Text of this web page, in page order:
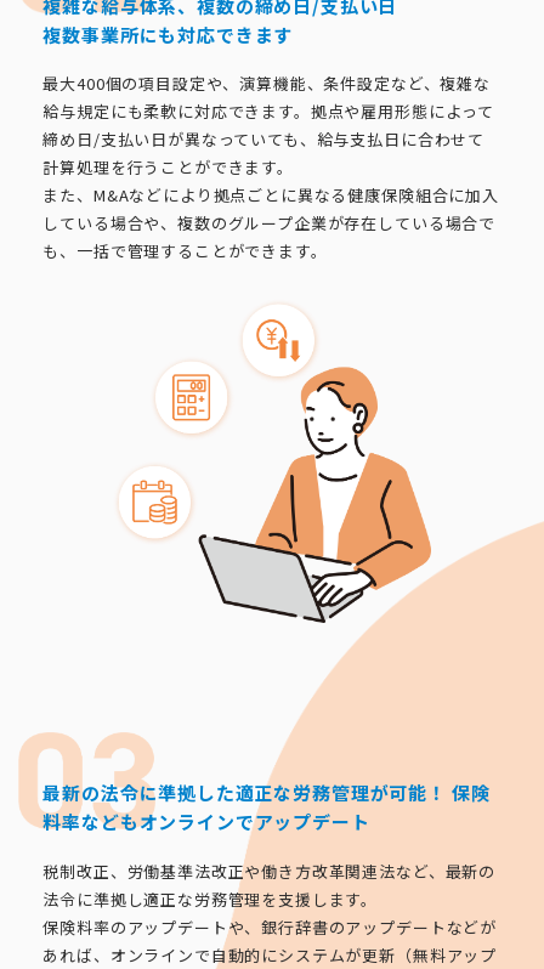
複雑な給与体系、複数の締め日/支払い日
複数事業所にも対応できます
最大400個の項目設定や、演算機能、条件設定など、複雑な
給与規定にも柔軟に対応できます。拠点や雇用形態によって
締め日/支払い日が異なっていても、給与支払日に合わせて
計算処理を行うことができます。
また、M&Aなどにより拠点ごとに異なる健康保険組合に加入
している場合や、複数のグループ企業が存在している場合で
も、一括で管理することができます。
最新の法令に準拠した適正な労務管理が可能！ 保険
料率などもオンラインでアップデート
税制改正、労働基準法改正や働き方改革関連法など、最新の
法令に準拠し適正な労務管理を支援します。
保険料率のアップデートや、銀行辞書のアップデートなどが
あれば、オンラインで自動的にシステムが更新（無料アップ